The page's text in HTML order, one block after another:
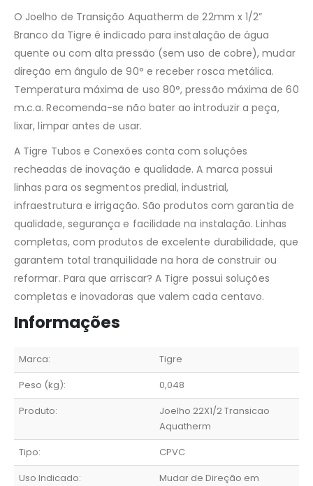
O Joelho de Transição Aquatherm de 22mm x 1/2”
Branco da Tigre é indicado para instalação de água
quente ou com alta pressão (sem uso de cobre), mudar
direção em ângulo de 90° e receber rosca metálica.
Temperatura máxima de uso 80°, pressão máxima de 60
m.c.a. Recomenda-se não bater ao introduzir a peça,
lixar, limpar antes de usar.
A Tigre Tubos e Conexões conta com soluções
recheadas de inovação e qualidade. A marca possui
linhas para os segmentos predial, industrial,
infraestrutura e irrigação. São produtos com garantia de
qualidade, segurança e facilidade na instalação. Linhas
completas, com produtos de excelente durabilidade, que
garantem total tranquilidade na hora de construir ou
reformar. Para que arriscar? A Tigre possui soluções
completas e inovadoras que valem cada centavo.
Informações
Marca:
Tigre
Peso (kg):
0,048
Produto:
Joelho 22X1/2 Transicao
Aquatherm
Tipo:
CPVC
Uso Indicado:
Mudar de Direção em